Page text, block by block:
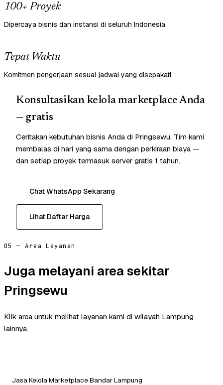
100+ Proyek
Dipercaya bisnis dan instansi di seluruh Indonesia.
Tepat Waktu
Komitmen pengerjaan sesuai jadwal yang disepakati.
Konsultasikan kelola marketplace Anda
— gratis
Ceritakan kebutuhan bisnis Anda di Pringsewu. Tim kami
membalas di hari yang sama dengan perkiraan biaya —
dan setiap proyek termasuk server gratis 1 tahun.
Chat WhatsApp Sekarang
Lihat Daftar Harga
05 — Area Layanan
Juga melayani area sekitar
Pringsewu
Klik area untuk melihat layanan kami di wilayah Lampung
lainnya.
Jasa Kelola Marketplace Bandar Lampung